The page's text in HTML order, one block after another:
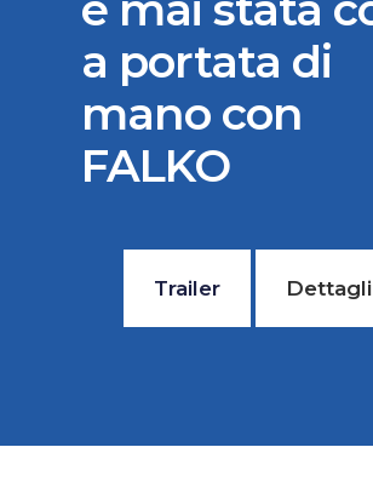
a portata di
mano con
FALKO
Trailer Dettagli